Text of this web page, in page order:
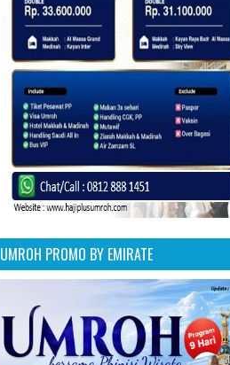
UMROH PROMO BY EMIRATE